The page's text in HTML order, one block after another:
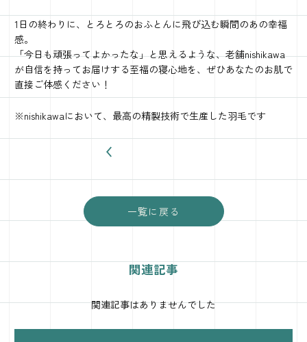
1日の終わりに、とろとろのおふとんに飛び込む瞬間のあの幸福
感。
「今日も頑張ってよかったな」と思えるような、老舗nishikawa
が自信を持ってお届けする至福の寝心地を、ぜひあなたのお肌で
直接ご体感ください！
※nishikawaにおいて、最高の精製技術で生産した羽毛です
一覧に戻る
関連記事
関連記事はありませんでした